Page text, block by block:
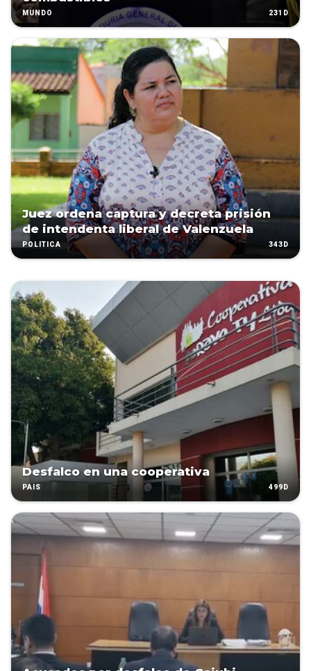
MUNDO 231D
Juez ordena captura y decreta prisión
de intendenta liberal de Valenzuela
POLÍTICA 343D
Desfalco en una cooperativa
PAÍS 499D